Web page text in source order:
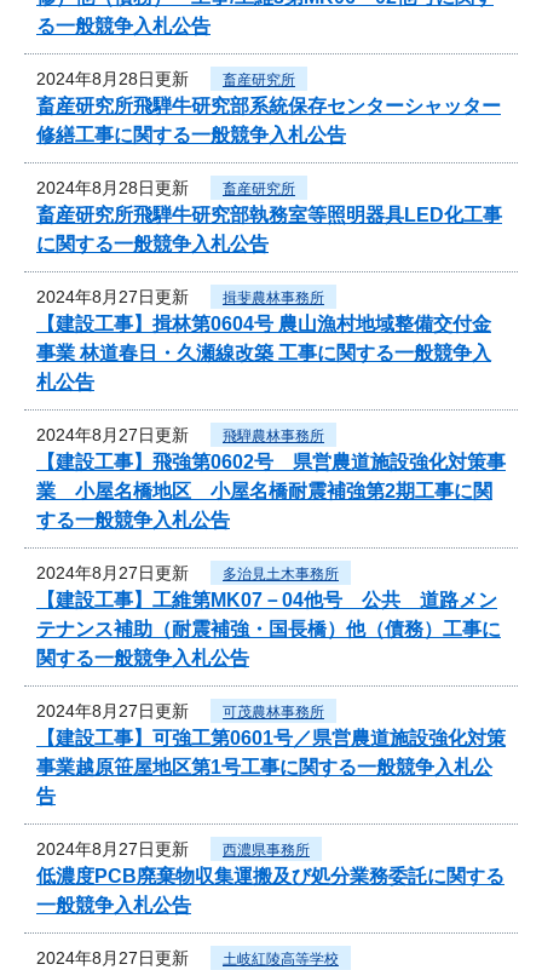
る一般競争入札公告
2024年8月28日更新 畜産研究所
畜産研究所飛騨牛研究部系統保存センターシャッター
修繕工事に関する一般競争入札公告
2024年8月28日更新 畜産研究所
畜産研究所飛騨牛研究部執務室等照明器具LED化工事
に関する一般競争入札公告
2024年8月27日更新 揖斐農林事務所
【建設工事】揖林第0604号 農山漁村地域整備交付金
事業 林道春日・久瀬線改築 工事に関する一般競争入
札公告
2024年8月27日更新 飛騨農林事務所
【建設工事】飛強第0602号 県営農道施設強化対策事
業 小屋名橋地区 小屋名橋耐震補強第2期工事に関
する一般競争入札公告
2024年8月27日更新 多治見土木事務所
【建設工事】工維第MK07－04他号 公共 道路メン
テナンス補助（耐震補強・国長橋）他（債務）工事に
関する一般競争入札公告
2024年8月27日更新 可茂農林事務所
【建設工事】可強工第0601号／県営農道施設強化対策
事業越原笹屋地区第1号工事に関する一般競争入札公
告
2024年8月27日更新 西濃県事務所
低濃度PCB廃棄物収集運搬及び処分業務委託に関する
一般競争入札公告
2024年8月27日更新 土岐紅陵高等学校